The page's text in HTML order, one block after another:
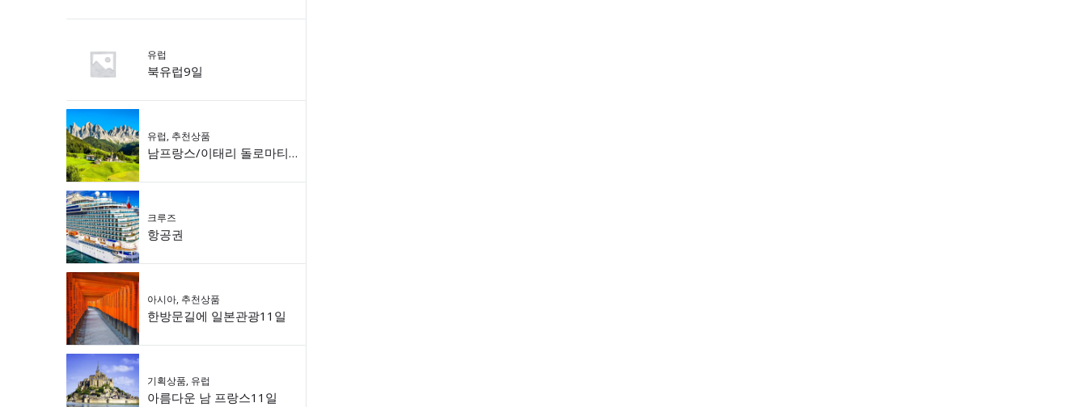
유럽
북유럽9일
유럽, 추천상품
남프랑스/이태리 돌로마티 9일
크루즈
항공권
아시아, 추천상품
한방문길에 일본관광11일
기획상품, 유럽
아름다운 남 프랑스11일